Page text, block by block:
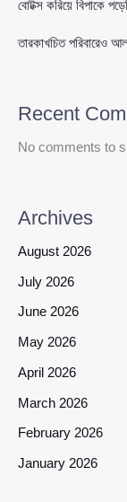
বোটক্স করিয়ে বিপাকে
তারকাখচিত পরিবারেও
Recent
No comments to
Archives
August 2026
July 2026
June 2026
May 2026
April 2026
March 2026
February 2026
January 2026